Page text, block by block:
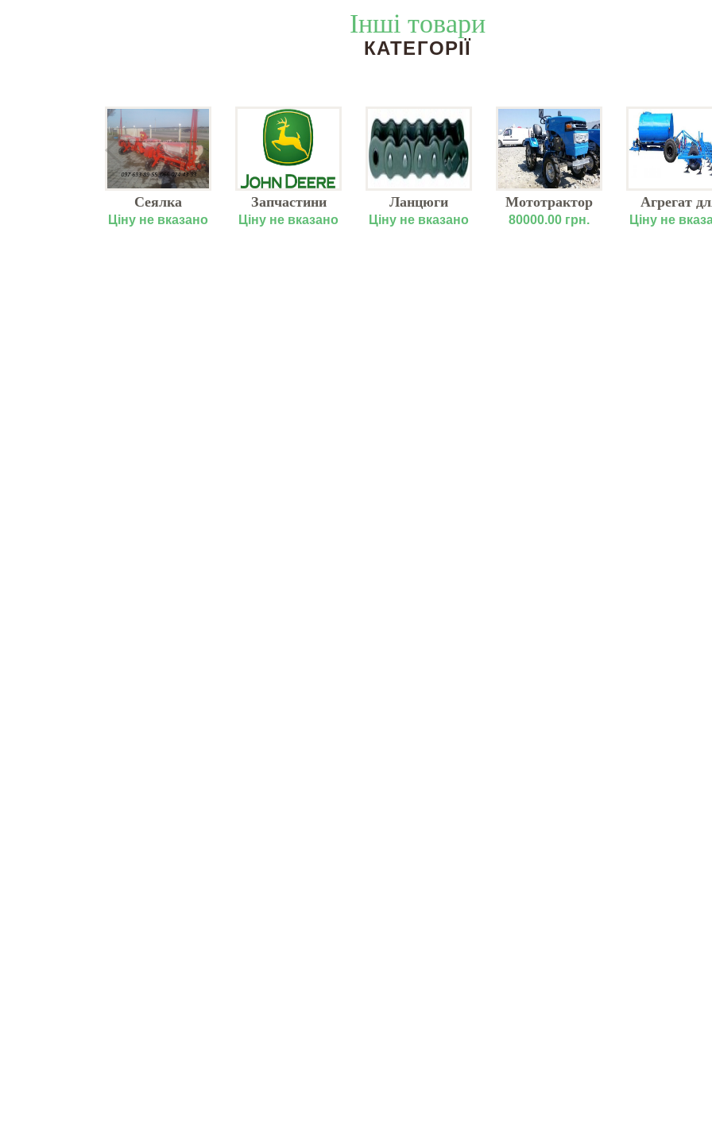
Інші товари
КАТЕГОРІЇ
Сеялка
пропашная
Ціну не вказано
Запчастини
John Deere
Ціну не вказано
Ланцюги
привідні
Ціну не вказано
Мототрактор
BIZON 4WD
80000.00 грн.
Агрегат
внесення
Ціну не